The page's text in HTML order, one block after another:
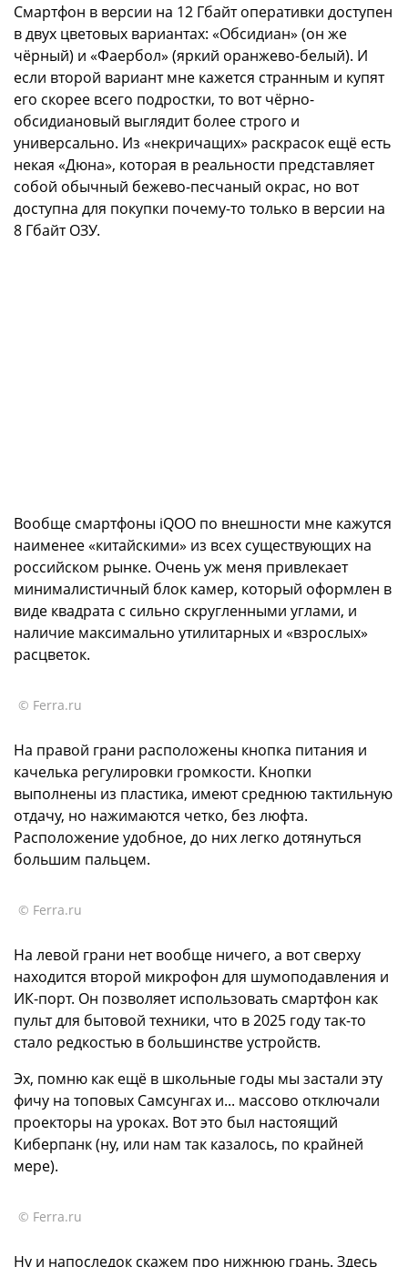
Смартфон в версии на 12 Гбайт оперативки доступен
в двух цветовых вариантах: «Обсидиан» (он же
чёрный) и «Фаербол» (яркий оранжево-белый). И
если второй вариант мне кажется странным и купят
его скорее всего подростки, то вот чёрно-
обсидиановый выглядит более строго и
универсально. Из «некричащих» раскрасок ещё есть
некая «Дюна», которая в реальности представляет
собой обычный бежево-песчаный окрас, но вот
доступна для покупки почему-то только в версии на
8 Гбайт ОЗУ.
Вообще смартфоны iQOO по внешности мне кажутся
наименее «китайскими» из всех существующих на
российском рынке. Очень уж меня привлекает
минималистичный блок камер, который оформлен в
виде квадрата с сильно скругленными углами, и
наличие максимально утилитарных и «взрослых»
расцветок.
© Ferra.ru
На правой грани расположены кнопка питания и
качелька регулировки громкости. Кнопки
выполнены из пластика, имеют среднюю тактильную
отдачу, но нажимаются четко, без люфта.
Расположение удобное, до них легко дотянуться
большим пальцем.
© Ferra.ru
На левой грани нет вообще ничего, а вот сверху
находится второй микрофон для шумоподавления и
ИК-порт. Он позволяет использовать смартфон как
пульт для бытовой техники, что в 2025 году так-то
стало редкостью в большинстве устройств.
Эх, помню как ещё в школьные годы мы застали эту
фичу на топовых Самсунгах и... массово отключали
проекторы на уроках. Вот это был настоящий
Киберпанк (ну, или нам так казалось, по крайней
мере).
© Ferra.ru
Ну и напоследок скажем про нижнюю грань. Здесь